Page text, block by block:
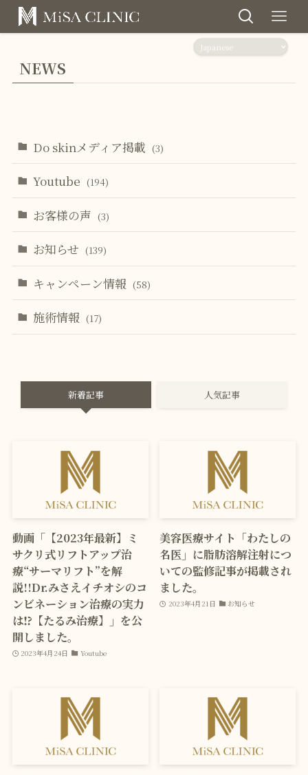
NEWS
Do skinメディア掲載 (3)
Youtube (194)
お客様の声 (3)
お知らせ (139)
キャンペーン情報 (58)
施術情報 (17)
新着記事 人気記事
動画「【2023年最新】ミ
サクリ式リフトアップ治
療“サーマリフト”を解
説!!Dr.みさえイチオシのコ
ンビネーション治療の実力
は⁉【たるみ治療】」を公
開しました。
2023年4月24日 Youtube
美容医療サイト「わたしの
名医」に脂肪溶解注射につ
いての監修記事が掲載され
ました。
2023年4月21日 お知らせ